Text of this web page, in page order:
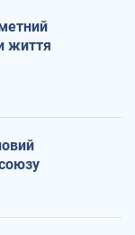
життя